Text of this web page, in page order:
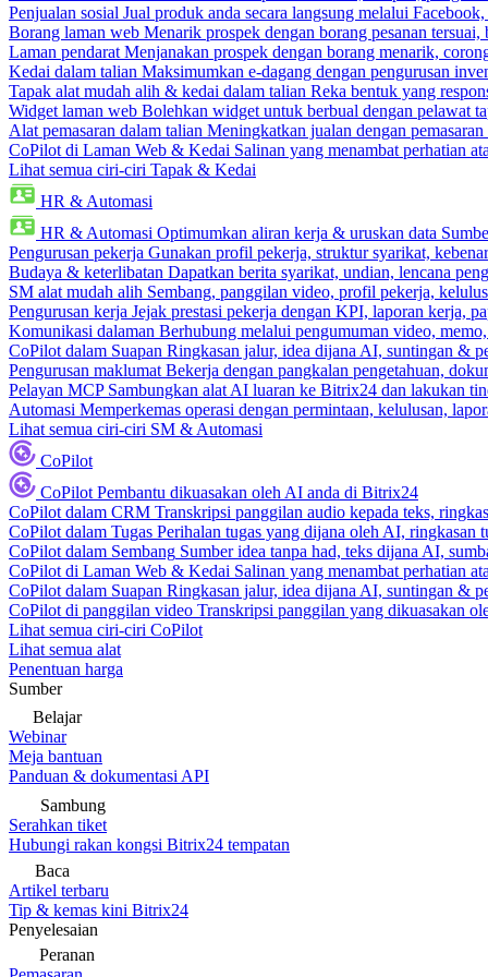
Penjualan sosial Jual produk anda secara langsung melalui
Borang laman web Menarik prospek dengan borang pesanan
Laman pendarat Menjanakan prospek dengan borang menarik,
Kedai dalam talian Maksimumkan e-dagang dengan pengurusan
Tapak alat mudah alih & kedai dalam talian Reka bentuk yang
Widget laman web Bolehkan widget untuk berbual dengan pelawat
Alat pemasaran dalam talian Meningkatkan jualan dengan
CoPilot di Laman Web & Kedai Salinan yang menambat perhatian
Lihat semua ciri-ciri Tapak & Kedai
HR & Automasi
HR & Automasi Optimumkan aliran kerja & uruskan data
Pengurusan pekerja Gunakan profil pekerja, struktur syarikat,
Budaya & keterlibatan Dapatkan berita syarikat, undian, lencana
SM alat mudah alih Sembang, panggilan video, profil pekerja,
Pengurusan kerja Jejak prestasi pekerja dengan KPI, laporan kerja,
Komunikasi dalaman Berhubung melalui pengumuman video,
CoPilot dalam Suapan Ringkasan jalur, idea dijana AI, suntingan &
Pengurusan maklumat Bekerja dengan pangkalan pengetahuan,
Pelayan MCP Sambungkan alat AI luaran ke Bitrix24 dan lakukan
Automasi Memperkemas operasi dengan permintaan, kelulusan,
Lihat semua ciri-ciri SM & Automasi
CoPilot
CoPilot Pembantu dikuasakan oleh AI anda di Bitrix24
CoPilot dalam CRM Transkripsi panggilan audio kepada teks,
CoPilot dalam Tugas Perihalan tugas yang dijana oleh AI, ringkasan
CoPilot dalam Sembang Sumber idea tanpa had, teks dijana AI,
CoPilot di Laman Web & Kedai Salinan yang menambat perhatian
CoPilot dalam Suapan Ringkasan jalur, idea dijana AI, suntingan &
CoPilot di panggilan video Transkripsi panggilan yang dikuasakan
Lihat semua ciri-ciri CoPilot
Lihat semua alat
Penentuan harga
Sumber
Belajar
Webinar
Meja bantuan
Panduan & dokumentasi API
Sambung
Serahkan tiket
Hubungi rakan kongsi Bitrix24 tempatan
Baca
Artikel terbaru
Tip & kemas kini Bitrix24
Penyelesaian
Peranan